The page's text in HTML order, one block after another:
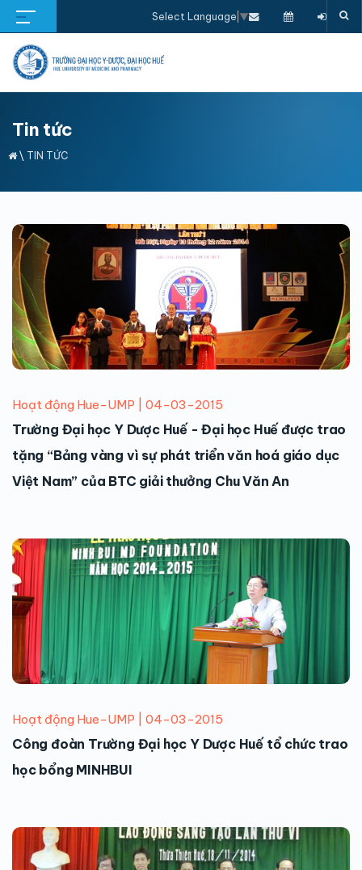
Select Language ▼
Tin tức
\ TIN TỨC
Hoạt động Hue-UMP | 04-03-2015
Trường Đại học Y Dược Huế - Đại học Huế được trao
tặng “Bảng vàng vì sự phát triển văn hoá giáo dục
Việt Nam” của BTC giải thưởng Chu Văn An
Hoạt động Hue-UMP | 04-03-2015
Công đoàn Trường Đại học Y Dược Huế tổ chức trao
học bổng MINHBUI